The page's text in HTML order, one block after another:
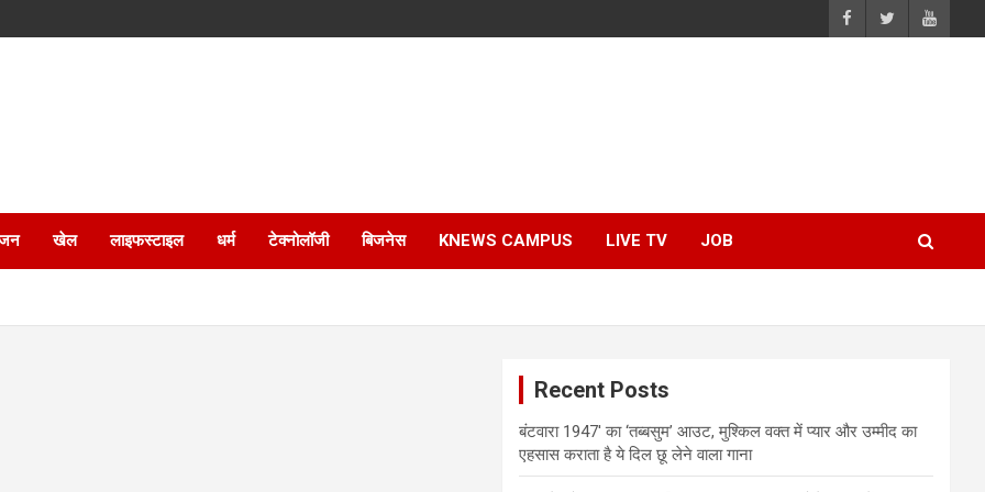
खेल लाइफस्टाइल धर्म टेक्नोलॉजी बिजनेस KNEWS CAMPUS LIVE TV JOB
Recent Posts
बंटवारा 1947′ का ‘तब्बसुम’ आउट, मुश्किल वक्त में प्यार और उम्मीद का
एहसास कराता है ये दिल छू लेने वाला गाना